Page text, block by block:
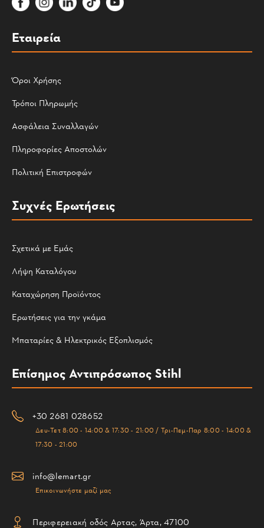
Εταιρεία
Όροι Χρήσης
Τρόποι Πληρωμής
Ασφάλεια Συναλλαγών
Πληροφορίες Αποστολών
Πολιτική Επιστροφών
Συχνές Ερωτήσεις
Σχετικά με Εμάς
Λήψη Καταλόγου
Καταχώρηση Προϊόντος
Ερωτήσεις για την γκάμα
Μπαταρίες & Ηλεκτρικός Εξοπλισμός
Επίσημος Αντιπρόσωπος Stihl
+30 2681 028652
Δευ-Τετ 8:00 - 14:00 & 17:30 - 21:00 / Τρι-Πεμ-Παρ 8:00 - 14:00 &
17:30 - 21:00
info@lemart.gr
Επικοινωνήστε μαζί μας
Περιφερειακή οδός Αρτας, Άρτα, 47100